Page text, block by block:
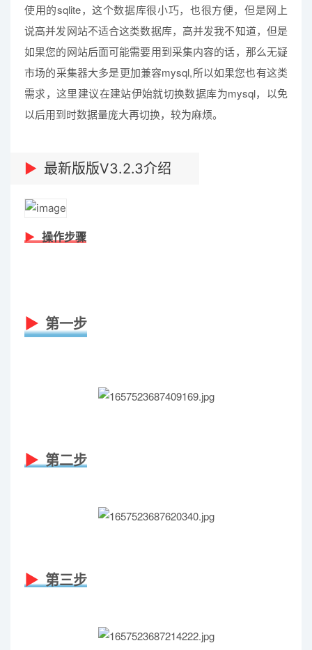
使用的sqlite，这个数据库很小巧，也很方便，但是网上
说高并发网站不适合这类数据库，高并发我不知道，但是
如果您的网站后面可能需要用到采集内容的话，那么无疑
市场的采集器大多是更加兼容mysql,所以如果您也有这类
需求，这里建议在建站伊始就切换数据库为mysql，以免
以后用到时数据量庞大再切换，较为麻烦。
最新版版V3.2.3介绍
操作步骤
第一步
第二步
第三步